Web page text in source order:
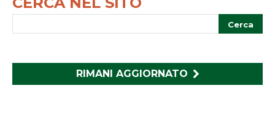
RIMANI AGGIORNATO